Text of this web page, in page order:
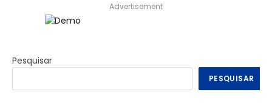
Advertisement
Pesquisar
PESQUISAR